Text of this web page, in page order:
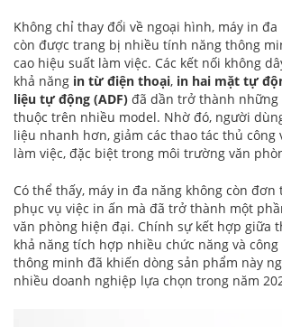
Không chỉ thay đổi về ngoại hình, máy in đa
còn được trang bị nhiều tính năng thông
cao hiệu suất làm việc. Các kết nối không
khả năng in từ điện thoại, in hai mặt tự
liệu tự động (ADF) đã dần trở thành
thuộc trên nhiều model. Nhờ đó, người
liệu nhanh hơn, giảm các thao tác thủ công
làm việc, đặc biệt trong môi trường văn
Có thể thấy, máy in đa năng không còn
phục vụ việc in ấn mà đã trở thành một
văn phòng hiện đại. Chính sự kết hợp giữa
khả năng tích hợp nhiều chức năng và
thông minh đã khiến dòng sản phẩm này
nhiều doanh nghiệp lựa chọn trong năm